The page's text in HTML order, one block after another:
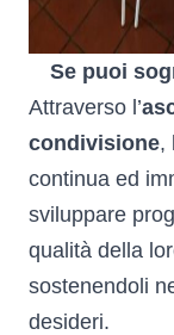
Se puoi
Attraverso l’
condivisione,
continua ed
sviluppare
qualità della
sostenendoli
desideri.